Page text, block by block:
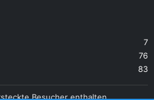
7
76
83
Besucher enthalten.